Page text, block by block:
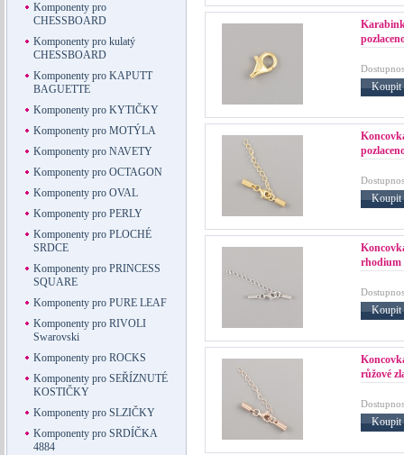
Komponenty pro
CHESSBOARD
Komponenty pro kulatý
CHESSBOARD
Komponenty pro KAPUTT
BAGUETTE
Komponenty pro KYTIČKY
Komponenty pro MOTÝLA
Komponenty pro NAVETY
Komponenty pro OCTAGON
Komponenty pro OVAL
Komponenty pro PERLY
Komponenty pro PLOCHÉ
SRDCE
Komponenty pro PRINCESS
SQUARE
Komponenty pro PURE LEAF
Komponenty pro RIVOLI
Swarovski
Komponenty pro ROCKS
Komponenty pro SEŘÍZNUTÉ
KOSTIČKY
Komponenty pro SLZIČKY
Komponenty pro SRDÍČKA
4884
Koupit
Koupit
rhodium
Koupit
růžové
Koupit